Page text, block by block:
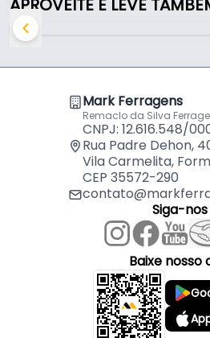
APROVEITE E LEVE
Mark Ferragens
Remaclo da Silva
CNPJ: 12.616.548/
Rua Padre Dehon,
Vila Carmelita,
CEP 35572-290
Siga-nos
Baixe nosso